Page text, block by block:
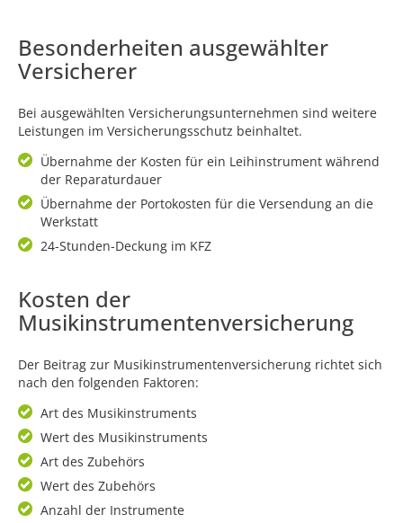
Besonderheiten ausgewählter
Versicherer
Bei ausgewählten Versicherungsunternehmen sind weitere
Leistungen im Versicherungsschutz beinhaltet.
Übernahme der Kosten für ein Leihinstrument während
der Reparaturdauer
Übernahme der Portokosten für die Versendung an die
Werkstatt
24-Stunden-Deckung im KFZ
Kosten der
Musikinstrumentenversicherung
Der Beitrag zur Musikinstrumentenversicherung richtet sich
nach den folgenden Faktoren:
Art des Musikinstruments
Wert des Musikinstruments
Art des Zubehörs
Wert des Zubehörs
Anzahl der Instrumente